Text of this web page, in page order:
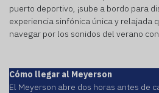
puerto deportivo, ¡sube a bordo para
experiencia sinfónica única y relajada
navegar por los sonidos del verano con
Cómo llegar al Meyerson
El Meyerson abre dos horas antes de